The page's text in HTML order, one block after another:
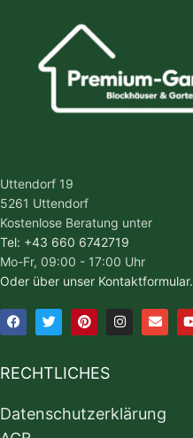
Uttendorf 19
5261 Uttendorf
Kostenlose Beratung unter
Tel: +43 660 6742719
Mo-Fr, 09:00 - 17:00 Uhr
Oder über unser Kontaktformular.
RECHTLICHES
Datenschutzerklärung